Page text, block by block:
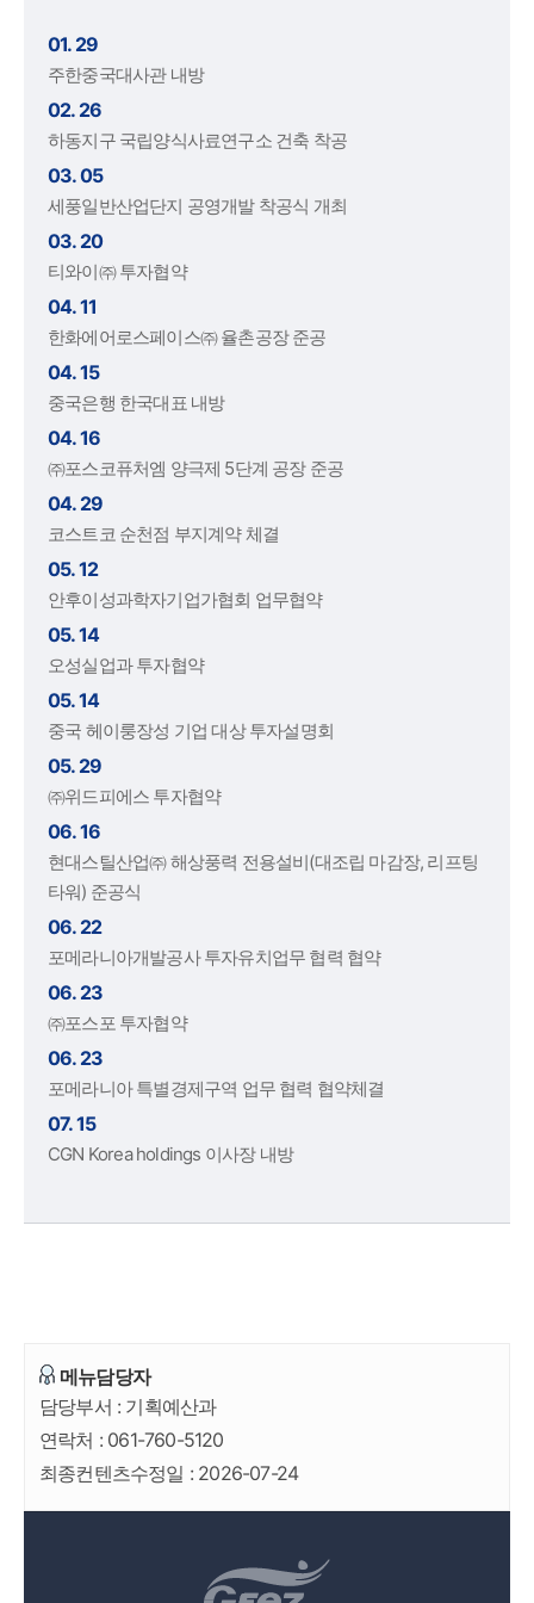
01. 29
주한중국대사관 내방
02. 26
하동지구 국립양식사료연구소 건축 착공
03. 05
세풍일반산업단지 공영개발 착공식 개최
03. 20
티와이㈜ 투자협약
04. 11
한화에어로스페이스㈜ 율촌공장 준공
04. 15
중국은행 한국대표 내방
04. 16
㈜포스코퓨처엠 양극제 5단계 공장 준공
04. 29
코스트코 순천점 부지계약 체결
05. 12
안후이성과학자기업가협회 업무협약
05. 14
오성실업과 투자협약
05. 14
중국 헤이룽장성 기업 대상 투자설명회
05. 29
㈜위드피에스 투자협약
06. 16
현대스틸산업㈜ 해상풍력 전용설비(대조립 마감장, 리프팅
타워) 준공식
06. 22
포메라니아개발공사 투자유치업무 협력 협약
06. 23
㈜포스포 투자협약
06. 23
포메라니아 특별경제구역 업무 협력 협약체결
07. 15
CGN Korea holdings 이사장 내방
메뉴담당자
담당부서 : 기획예산과
연락처 : 061-760-5120
최종컨텐츠수정일 : 2026-07-24